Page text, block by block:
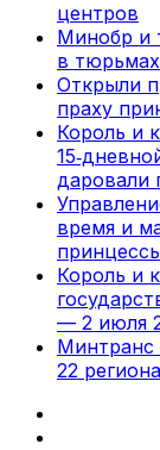
центров
Минобр и
в
Открыли
праху
Король и
даровали
время и
Король и
— 2 июля
Минтранс
22